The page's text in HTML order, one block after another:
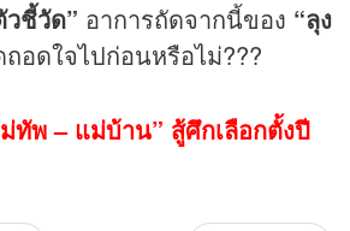
วชี้วัด” อาการถัดจากนี้ของ “ลุง
อดใจไปก่อนหรือไม่???
ทัพ – แม่บ้าน” สู้ศึกเลือกตั้งปี